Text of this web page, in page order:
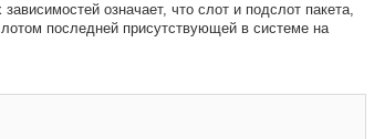
означает, что слот и подслот пакета,
последней присутствующей в системе на